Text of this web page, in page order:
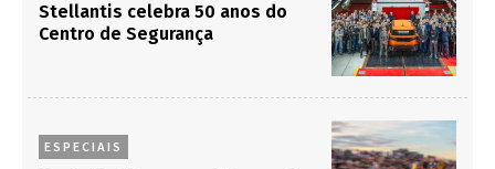
Stellantis celebra 50 anos do
Centro de Segurança
ESPECIAIS